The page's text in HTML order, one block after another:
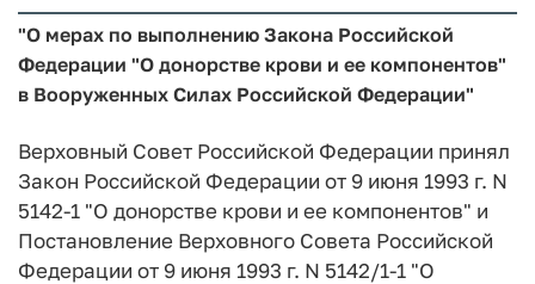
"О мерах по выполнению Закона Российской
Федерации "О донорстве крови и ее компонентов"
в Вооруженных Силах Российской Федерации"
Верховный Совет Российской Федерации принял
Закон Российской Федерации от 9 июня 1993 г. N
5142-1 "О донорстве крови и ее компонентов" и
Постановление Верховного Совета Российской
Федерации от 9 июня 1993 г. N 5142/1-1 "О